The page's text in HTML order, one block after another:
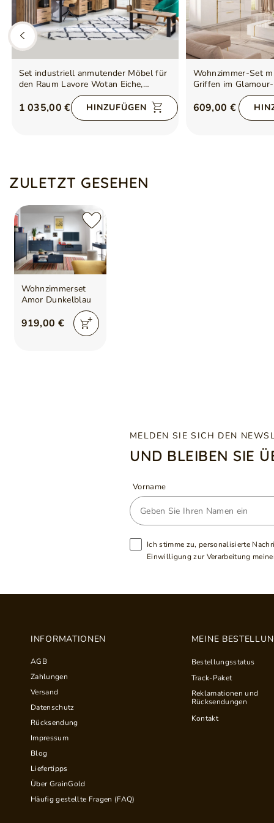
Set industriell anmutender Möbel für
den Raum Lavore Wotan Eiche,
1 035,00 € HINZUFÜGEN
Wohnzimmer-Set
Griffen im
609,00 €
ZULETZT GESEHEN
Wohnzimmerset
Amor Dunkelblau
919,00 €
MELDEN SIE SICH DEN
UND BLEIBEN SIE
Vorname
Ich stimme zu, personalisierte
Einwilligung zur Verarbeitung
INFORMATIONEN
AGB
Zahlungen
Versand
Datenschutz
Rücksendung
Impressum
Blog
Liefertipps
Über GrainGold
Häufig gestellte Fragen (FAQ)
MEINE
Bestellungsstatus
Track-Paket
Reklamationen und
Rücksendungen
Kontakt